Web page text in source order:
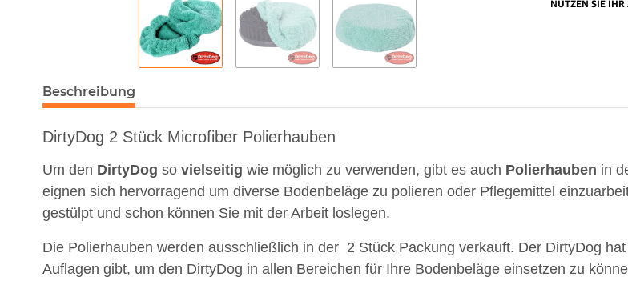
Beschreibung
DirtyDog 2 Stück Microfiber Polierhauben
Um den DirtyDog so vielseitig wie möglich zu verwenden, gibt es auch Polierhauben in
eignen sich hervorragend um diverse Bodenbeläge zu polieren oder Pflegemittel
gestülpt und schon können Sie mit der Arbeit loslegen.
Die Polierhauben werden ausschließlich in der 2 Stück Packung verkauft. Der DirtyDog hat
Auflagen gibt, um den DirtyDog in allen Bereichen für Ihre Bodenbeläge einsetzen zu